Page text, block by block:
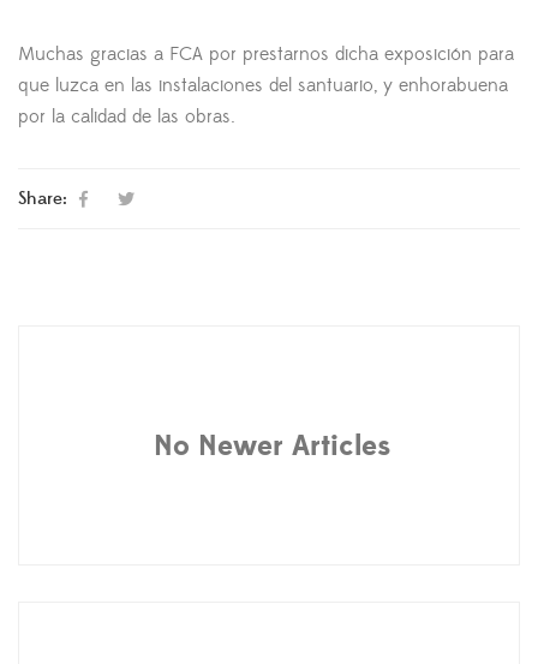
Muchas gracias a FCA por prestarnos dicha exposición para
que luzca en las instalaciones del santuario, y enhorabuena
por la calidad de las obras.
Share:
No Newer Articles